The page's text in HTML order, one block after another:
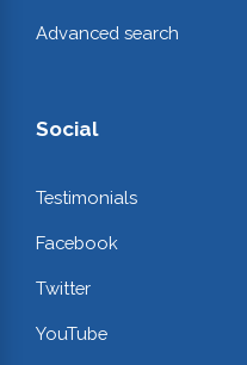
Advanced search
Social
Testimonials
Facebook
Twitter
YouTube